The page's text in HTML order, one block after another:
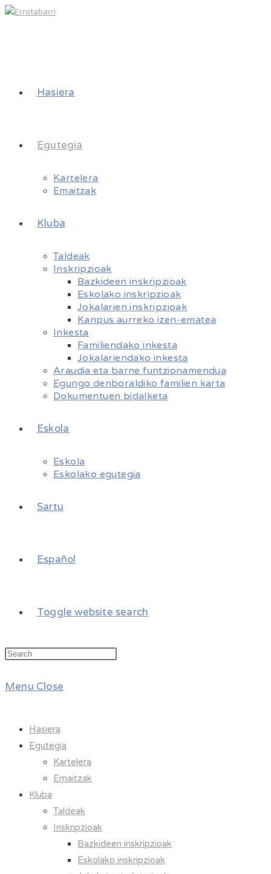
Hasiera
Egutegia
Kartelera
Emaitzak
Kluba
Taldeak
Inskripzioak
Bazkideen inskripzioak
Eskolako inskripzioak
Jokalarien inskripzioak
Kanpus aurreko izen-ematea
Inkesta
Familiendako inkesta
Jokalariendako inkesta
Araudia eta barne funtzionamendua
Egungo denboraldiko familien karta
Dokumentuen bidalketa
Eskola
Eskola
Eskolako egutegia
Sartu
Español
Toggle website search
Menu Close
Hasiera
Egutegia
Kartelera
Emaitzak
Kluba
Taldeak
Inskripzioak
Bazkideen inskripzioak
Eskolako inskripzioak